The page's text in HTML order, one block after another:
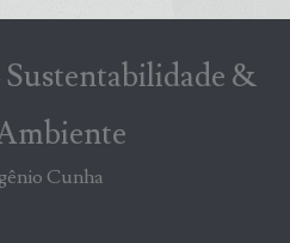
&
Cunha